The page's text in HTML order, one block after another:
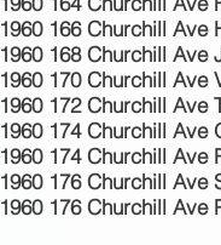
1960 166 Churchill Ave
1960 168 Churchill Ave
1960 170 Churchill Ave
1960 172 Churchill Ave
1960 174 Churchill Ave
1960 174 Churchill Ave
1960 176 Churchill Ave
1960 176 Churchill Ave